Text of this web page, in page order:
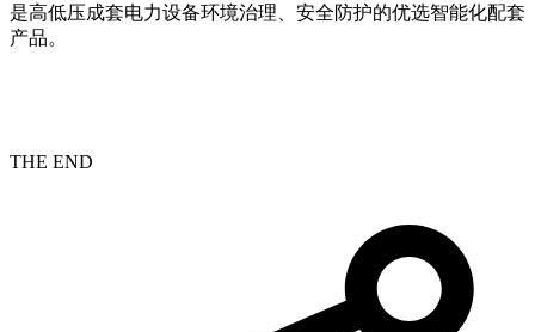
是高低压成套电力设备环境治理、安全防护的优选智能化配套
产品。
THE END